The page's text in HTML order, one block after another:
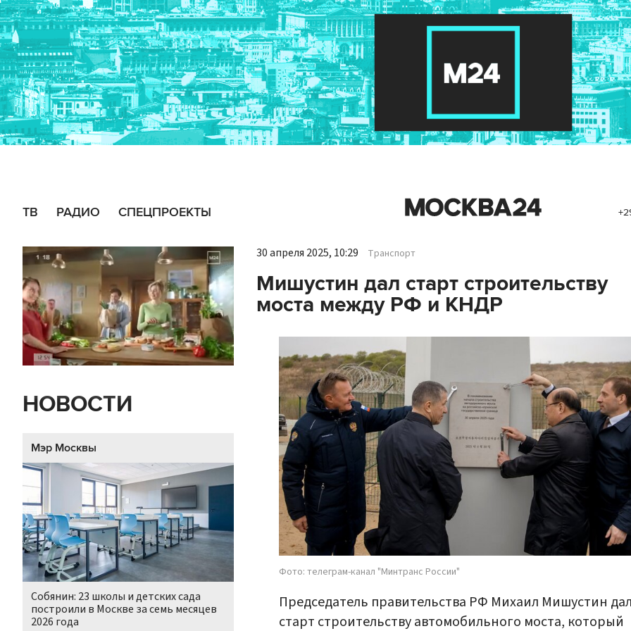
ТВ РАДИО СПЕЦПРОЕКТЫ
НОВОСТИ
Мэр Москвы
Собянин: 23 школы и детских сада
построили в Москве за семь месяцев
2026 года
30 апреля 2025, 10:29 Транспорт
Мишустин дал старт строительству
моста между РФ и КНДР
Фото: телеграм-канал "Минтранс России"
Председатель правительства РФ Михаил Мишустин
старт строительству автомобильного моста, который